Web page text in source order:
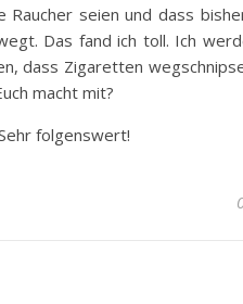
seien und dass
Das fand ich toll. Ich
dass Zigaretten
macht mit?
folgenswert!